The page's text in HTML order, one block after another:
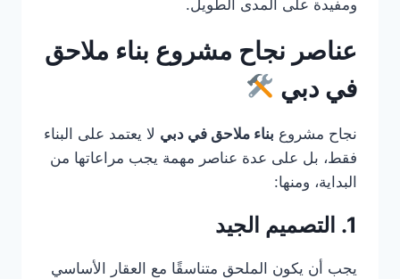
ومفيدة على المدى الطويل.
عناصر نجاح مشروع بناء ملاحق
في دبي
نجاح مشروع بناء ملاحق في دبي لا يعتمد على البناء
فقط، بل على عدة عناصر مهمة يجب مراعاتها من
البداية، ومنها:
1. التصميم الجيد
يجب أن يكون الملحق متناسقًا مع العقار الأساسي